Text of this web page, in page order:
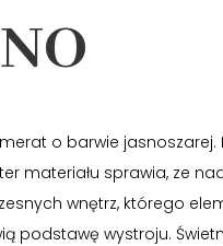
o barwie jasnoszarej.
materiału sprawia, ze
wnętrz, którego
podstawę wystroju.